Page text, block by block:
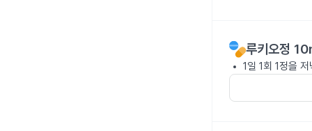
루키오정
1일 1회 1정을